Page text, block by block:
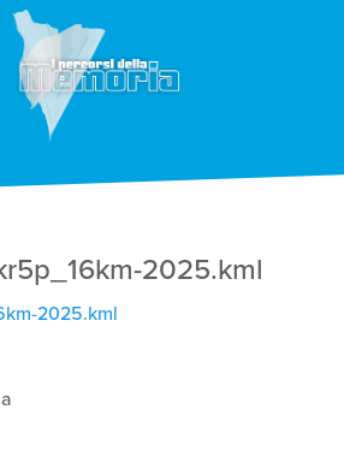
2025.kml
2025.kml